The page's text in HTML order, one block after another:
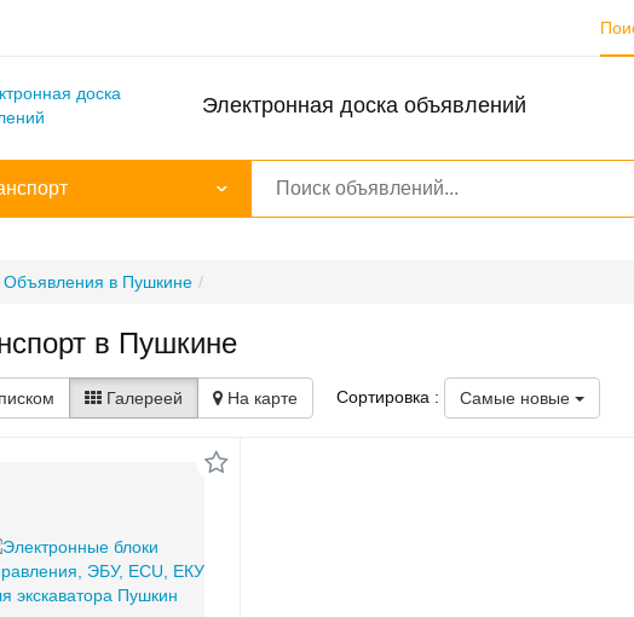
Электронная доска объявлений
Объявления в Пушкине
в Пушкине
Галереей На карте Сортировка : Самые новые